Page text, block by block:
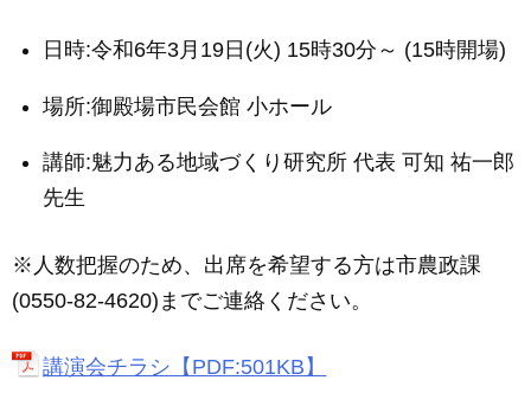
日時:令和6年3月19日(火) 15時30分～ (15時開場)
場所:御殿場市民会館 小ホール
講師:魅力ある地域づくり研究所 代表 可知 祐一郎
先生
※人数把握のため、出席を希望する方は市農政課
(0550-82-4620)までご連絡ください。
講演会チラシ【PDF:501KB】